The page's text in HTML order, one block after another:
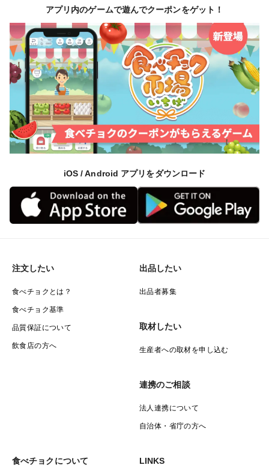
アプリ内のゲームで遊んでクーポンをゲット！
iOS / Android アプリをダウンロード
注文したい
食べチョクとは？
食べチョク基準
品質保証について
飲食店の方へ
出品したい
出品者募集
取材したい
生産者への取材を申し込む
連携のご相談
法人連携について
自治体・省庁の方へ
食べチョクについて LINKS